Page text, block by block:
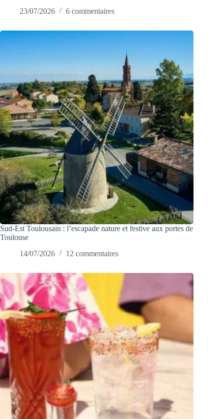
23/07/2026
6 commentaires
Sud-Est Toulousain : l’escapade nature et festive aux portes de
Toulouse
14/07/2026
12 commentaires